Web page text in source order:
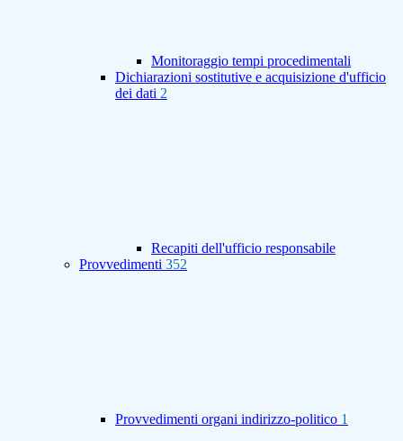
Monitoraggio tempi procedimentali
Dichiarazioni sostitutive e acquisizione d'ufficio
dei dati 2
Recapiti dell'ufficio responsabile
Provvedimenti 352
Provvedimenti organi indirizzo-politico 1